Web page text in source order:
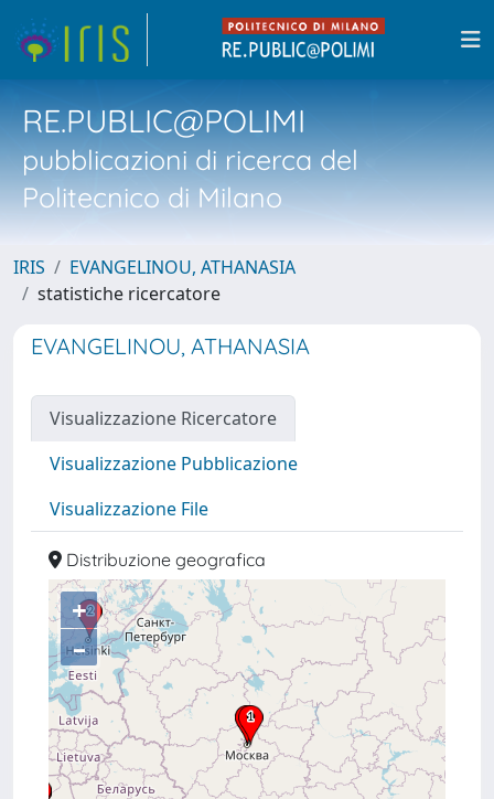
RE.PUBLIC@POLIMI
pubblicazioni di ricerca del
Politecnico di Milano
IRIS
EVANGELINOU, ATHANASIA
statistiche ricercatore
EVANGELINOU, ATHANASIA
Visualizzazione Ricercatore
Visualizzazione Pubblicazione
Visualizzazione File
Distribuzione geografica
+
–